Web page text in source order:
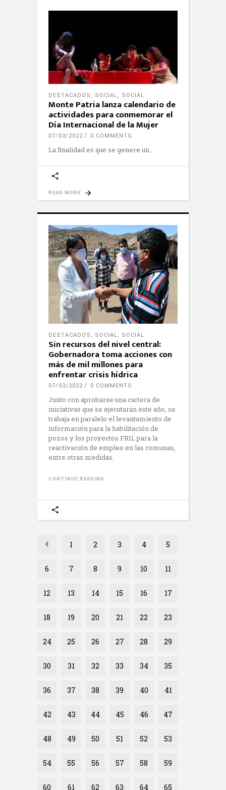
DESTACADOS , SOCIAL, SOCIAL
Monte Patria lanza calendario de
actividades para conmemorar el
Día Internacional de la Mujer
07/03/2022 0 COMMENTS
La finalidad es que se genere un
READ MORE
DESTACADOS , SOCIAL, SOCIAL
Sin recursos del nivel central:
Gobernadora toma acciones con
más de mil millones para
enfrentar crisis hídrica
07/03/2022 0 COMMENTS
Junto con aprobarse una cartera de
iniciativas que se ejecutarán este año, se
trabaja en paralelo el levantamiento de
información para la habilitación de
pozos y los proyectos FRIL para la
reactivación de empleo en las comunas,
entre otras medidas.
CONTINUE READING
1 2 3 4 5
6 7 8 9 10 11
12 13 14 15 16 17
18 19 20 21 22 23
24 25 26 27 28 29
30 31 32 33 34 35
36 37 38 39 40 41
42 43 44 45 46 47
48 49 50 51 52 53
54 55 56 57 58 59
60 61 62 63 64 65